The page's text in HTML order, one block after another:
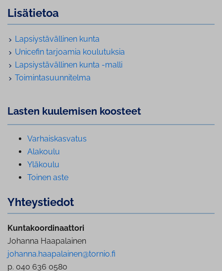
Lisätietoa
Lap­siys­tä­väl­li­nen kunta
Unicefin tarjoamia koulutuksia
Lap­siys­tä­väl­li­nen kunta -malli
Toi­min­ta­suun­ni­tel­ma
Lasten kuulemisen koosteet
Var­hais­kas­va­tus
Alakoulu
Yläkoulu
Toinen aste
Yh­teys­tie­dot
Kuntakoordinaattori
Johanna Haapalainen
johanna.haapalainen@tornio.fi
p. 040 636 0580